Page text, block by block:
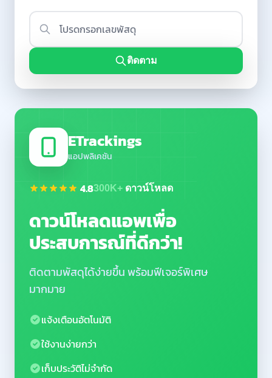
ติดตาม
ETrackings
แอปพลิเคชัน
4.8300K+ ดาวน์โหลด
ดาวน์โหลดแอพเพื่อ
ประสบการณ์ที่ดีกว่า!
ติดตามพัสดุได้ง่ายขึ้น พร้อมฟีเจอร์พิเศษ
มากมาย
แจ้งเตือนอัตโนมัติ
ใช้งานง่ายกว่า
เก็บประวัติไม่จำกัด